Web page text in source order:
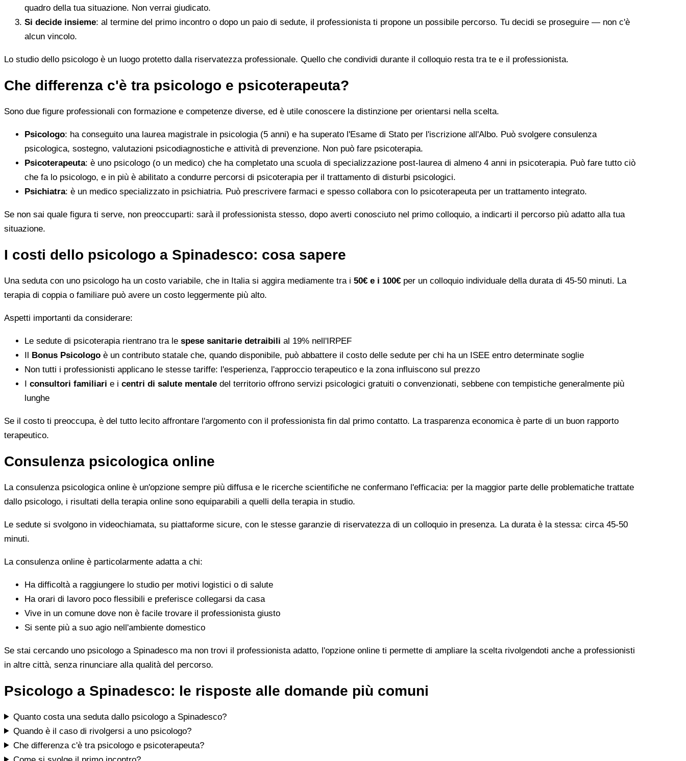
quadro della tua situazione. Non verrai giudicato.
Si decide insieme: al termine del primo incontro o dopo un paio di sedute, il professionista ti propone un possibile percorso. Tu decidi se proseguire — non c'è
alcun vincolo.
Lo studio dello psicologo è un luogo protetto dalla riservatezza professionale. Quello che condividi durante il colloquio resta tra te e il professionista.
Che differenza c'è tra psicologo e psicoterapeuta?
Sono due figure professionali con formazione e competenze diverse, ed è utile conoscere la distinzione per orientarsi nella scelta.
Psicologo: ha conseguito una laurea magistrale in psicologia (5 anni) e ha superato l'Esame di Stato per l'iscrizione all'Albo. Può svolgere consulenza
psicologica, sostegno, valutazioni psicodiagnostiche e attività di prevenzione. Non può fare psicoterapia.
Psicoterapeuta: è uno psicologo (o un medico) che ha completato una scuola di specializzazione post-laurea di almeno 4 anni in psicoterapia. Può fare tutto ciò
che fa lo psicologo, e in più è abilitato a condurre percorsi di psicoterapia per il trattamento di disturbi psicologici.
Psichiatra: è un medico specializzato in psichiatria. Può prescrivere farmaci e spesso collabora con lo psicoterapeuta per un trattamento integrato.
Se non sai quale figura ti serve, non preoccuparti: sarà il professionista stesso, dopo averti conosciuto nel primo colloquio, a indicarti il percorso più adatto alla tua
situazione.
I costi dello psicologo a Spinadesco: cosa sapere
Una seduta con uno psicologo ha un costo variabile, che in Italia si aggira mediamente tra i 50€ e i 100€ per un colloquio individuale della durata di 45-50 minuti. La
terapia di coppia o familiare può avere un costo leggermente più alto.
Aspetti importanti da considerare:
Le sedute di psicoterapia rientrano tra le spese sanitarie detraibili al 19% nell'IRPEF
Il Bonus Psicologo è un contributo statale che, quando disponibile, può abbattere il costo delle sedute per chi ha un ISEE entro determinate soglie
Non tutti i professionisti applicano le stesse tariffe: l'esperienza, l'approccio terapeutico e la zona influiscono sul prezzo
I consultori familiari e i centri di salute mentale del territorio offrono servizi psicologici gratuiti o convenzionati, sebbene con tempistiche generalmente più
lunghe
Se il costo ti preoccupa, è del tutto lecito affrontare l'argomento con il professionista fin dal primo contatto. La trasparenza economica è parte di un buon rapporto
terapeutico.
Consulenza psicologica online
La consulenza psicologica online è un'opzione sempre più diffusa e le ricerche scientifiche ne confermano l'efficacia: per la maggior parte delle problematiche trattate
dallo psicologo, i risultati della terapia online sono equiparabili a quelli della terapia in studio.
Le sedute si svolgono in videochiamata, su piattaforme sicure, con le stesse garanzie di riservatezza di un colloquio in presenza. La durata è la stessa: circa 45-50
minuti.
La consulenza online è particolarmente adatta a chi:
Ha difficoltà a raggiungere lo studio per motivi logistici o di salute
Ha orari di lavoro poco flessibili e preferisce collegarsi da casa
Vive in un comune dove non è facile trovare il professionista giusto
Si sente più a suo agio nell'ambiente domestico
Se stai cercando uno psicologo a Spinadesco ma non trovi il professionista adatto, l'opzione online ti permette di ampliare la scelta rivolgendoti anche a professionisti
in altre città, senza rinunciare alla qualità del percorso.
Psicologo a Spinadesco: le risposte alle domande più comuni
Quanto costa una seduta dallo psicologo a Spinadesco?
Quando è il caso di rivolgersi a uno psicologo?
Che differenza c'è tra psicologo e psicoterapeuta?